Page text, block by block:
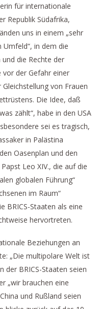
für internationale
Republik Südafrika,
uns in einem „sehr
in dem die
die Rechte der
vor der Gefahr einer
von Frauen
Die Idee, daß
zählt“, habe in den USA
sei es tragisch,
in Palästina
Oasenplan und den
Leo XIV., die auf die
globalen Führung“
im Raum“
BRICS-Staaten als eine
hervortreten.
Beziehungen an
„Die multipolare Welt ist
der BRICS-Staaten seien
„wir brauchen eine
und Rußland seien